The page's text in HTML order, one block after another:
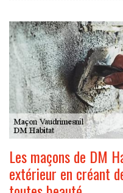
Les maçons de DM
extérieur en créant